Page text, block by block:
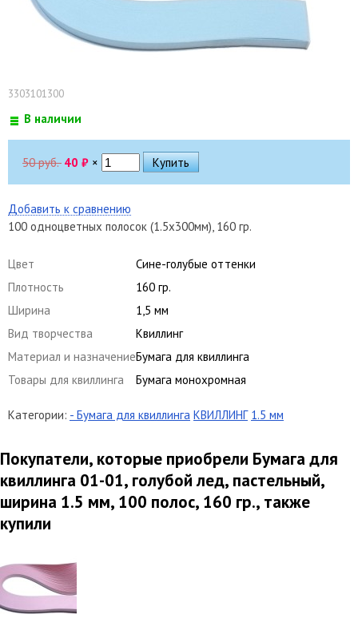
3303101300
В наличии
50 руб. 40 ₽ ×
Добавить к сравнению
100 одноцветных полосок (1.5х300мм), 160 гр.
Цвет
Сине-голубые оттенки
Плотность
160 гр.
Ширина
1,5 мм
Вид творчества
Квиллинг
Материал и назначениеБумага для квиллинга
Товары для квиллинга
Бумага монохромная
Категории: - Бумага для квиллинга КВИЛЛИНГ 1.5 мм
Покупатели, которые приобрели Бумага для
квиллинга 01-01, голубой лед, пастельный,
ширина 1.5 мм, 100 полос, 160 гр., также
купили